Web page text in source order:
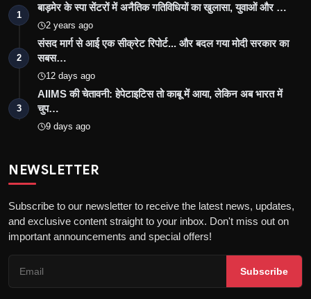
1
बाड़मेर के स्पा सेंटरों में अनैतिक गतिविधियों का खुलासा, युवाओं और …
2 years ago
2
संसद मार्ग से आई एक सीक्रेट रिपोर्ट... और बदल गया मोदी सरकार का
सबस…
12 days ago
3
AIIMS की चेतावनी: हेपेटाइटिस तो काबू में आया, लेकिन अब भारत में
चुप…
9 days ago
NEWSLETTER
Subscribe to our newsletter to receive the latest news, updates,
and exclusive content straight to your inbox. Don't miss out on
important announcements and special offers!
Subscribe